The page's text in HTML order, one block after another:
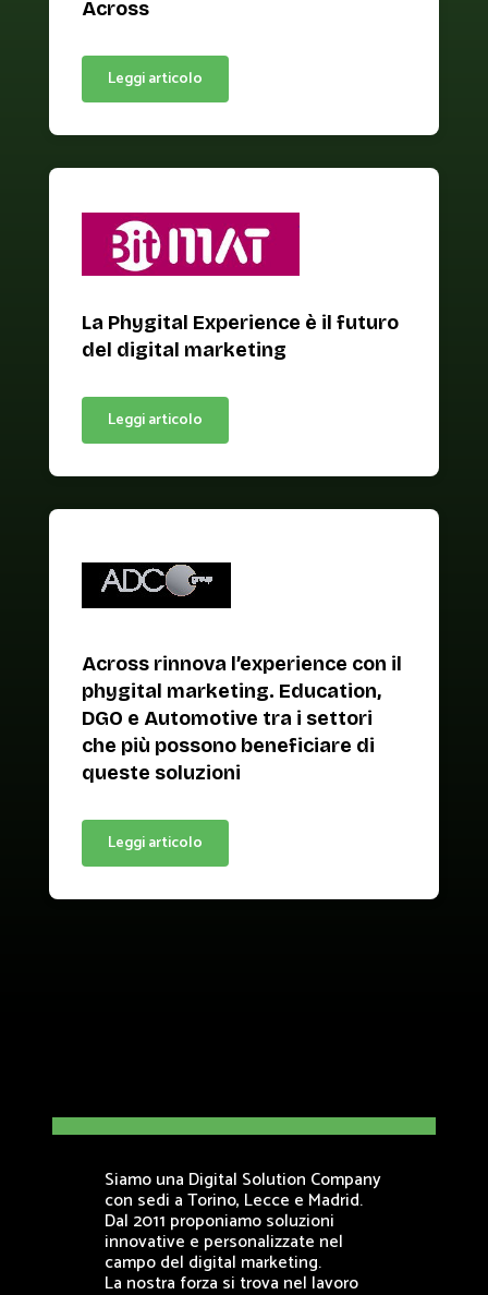
Across
Leggi articolo
La Phygital Experience è il futuro
del digital marketing
Leggi articolo
Across rinnova l’experience con il
phygital marketing. Education,
DGO e Automotive tra i settori
che più possono beneficiare di
queste soluzioni
Leggi articolo
Siamo una Digital Solution Company
con sedi a Torino, Lecce e Madrid.
Dal 2011 proponiamo soluzioni
innovative e personalizzate nel
campo del digital marketing.
La nostra forza si trova nel lavoro